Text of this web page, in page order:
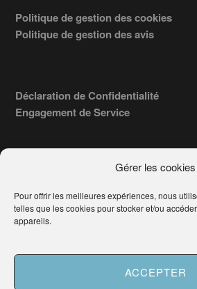
Gérer les cookies
Pour offrir les meilleures expériences, nous
telles que les cookies pour stocker et/ou
appareils.
ACCEPTER
Politique de gestion des cookies
Politique de gestion des avis
Déclaration de Confidentialité
Engagement de Service
COPYRIGHT © 2026 ·
LA SOCIÉTÉAWATECH- 91, RUE DU
Français